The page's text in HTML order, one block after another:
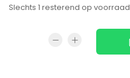
Slechts 1 resterend op voorraad